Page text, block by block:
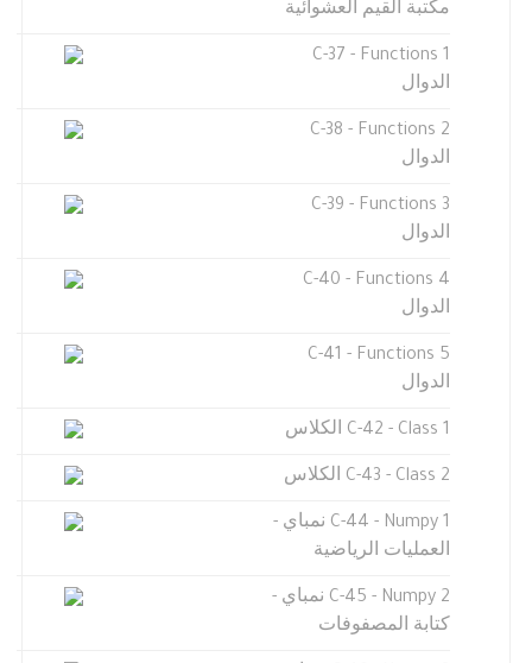
مكتبة القيم العشوائية
C-37 - Functions 1
الدوال
C-38 - Functions 2
الدوال
C-39 - Functions 3
الدوال
C-40 - Functions 4
الدوال
C-41 - Functions 5
الدوال
C-42 - Class 1 الكلاس
C-43 - Class 2 الكلاس
C-44 - Numpy 1 نمباي -
العمليات الرياضية
C-45 - Numpy 2 نمباي -
كتابة المصفوفات